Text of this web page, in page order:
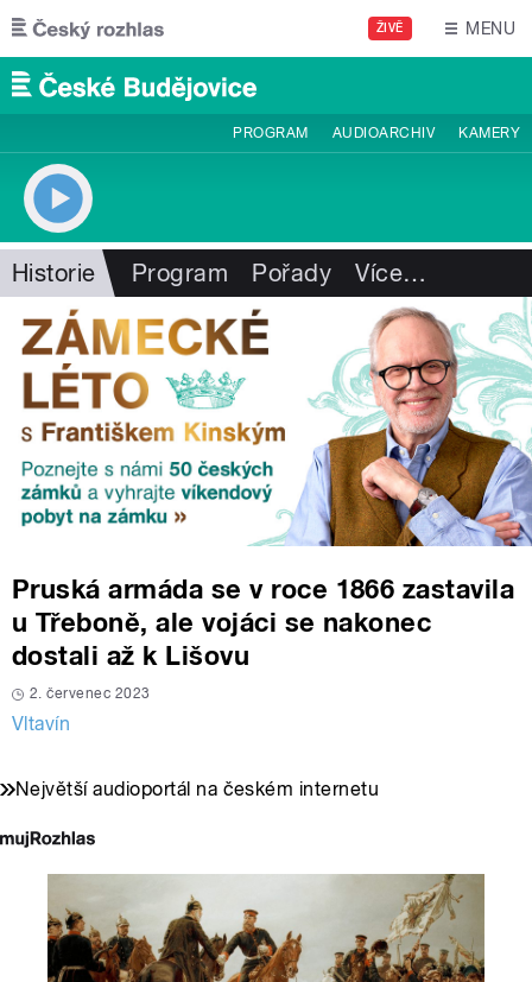
Přejít k hlavnímu obsahu
ŽIVĚ MENU
PROGRAM AUDIOARCHIV KAMERY
Historie Program Pořady Více…
Pruská armáda se v roce 1866 zastavila
u Třeboně, ale vojáci se nakonec
dostali až k Lišovu
2. červenec 2023
Vltavín
Největší audioportál na českém internetu